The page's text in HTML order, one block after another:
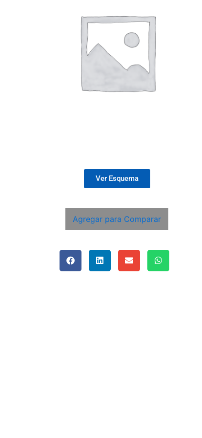
Ver Esquema
Agregar para Comparar